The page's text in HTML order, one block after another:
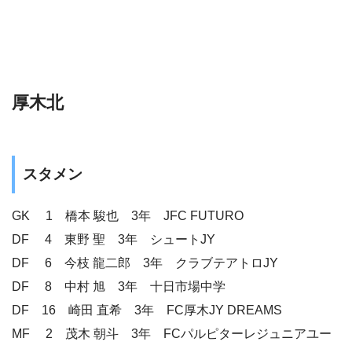
厚木北
スタメン
GK 1 橋本 駿也 3年 JFC FUTURO
DF 4 東野 聖 3年 シュートJY
DF 6 今枝 龍二郎 3年 クラブテアトロJY
DF 8 中村 旭 3年 十日市場中学
DF 16 崎田 直希 3年 FC厚木JY DREAMS
MF 2 茂木 朝斗 3年 FCパルピターレジュニアユー